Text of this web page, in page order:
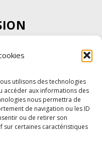
utilisons des technologies
accéder aux informations des
nous permettra de
de navigation ou les ID
ou de retirer son
sur certaines caractéristiques